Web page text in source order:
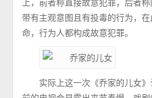
带有主观意图且有投毒的行为，
命，行为人都构成故意犯罪。
实际上这一次《乔家的儿女